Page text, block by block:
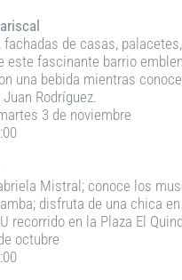
fachadas de casas,
este fascinante barrio
una bebida mientras
Rodríguez.
3 de noviembre
Mistral; conoce los
disfruta de una chica
recorrido en la Plaza El
octubre